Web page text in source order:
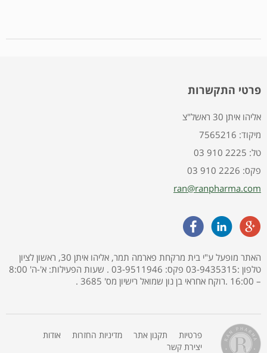
פרטי התקשרות
אליהו איתן 30 ראשל"צ
7565216 :מיקוד
03 910 2225 :טל
03 910 2226 :פקס
ran@ranpharma.com
האתר מופעל ע"י בית מרקחת פארמה תמר, אליהו איתן 30, ראשון לציון
טלפון :03-9435315 פקס: 03-9511946 . שעות הפעילות: א'-ה' 8:00
– 16:00 .רוקח אחראי בן נון שמואל רישיון מס' 3685 .
פרטיות תקנון אתר מדיניות החזרות
אודות
יצירת קשר